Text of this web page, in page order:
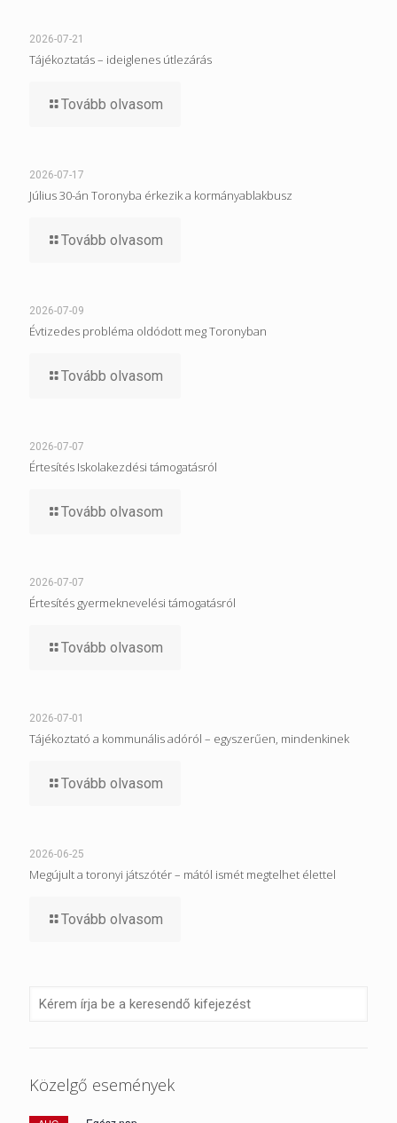
2026-07-21
Tájékoztatás – ideiglenes útlezárás
Tovább olvasom
2026-07-17
Július 30-án Toronyba érkezik a kormányablakbusz
Tovább olvasom
2026-07-09
Évtizedes probléma oldódott meg Toronyban
Tovább olvasom
2026-07-07
Értesítés Iskolakezdési támogatásról
Tovább olvasom
2026-07-07
Értesítés gyermeknevelési támogatásról
Tovább olvasom
2026-07-01
Tájékoztató a kommunális adóról – egyszerűen, mindenkinek
Tovább olvasom
2026-06-25
Megújult a toronyi játszótér – mától ismét megtelhet élettel
Tovább olvasom
Közelgő események